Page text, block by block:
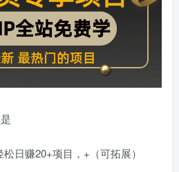
日赚20+项目，+（可拓展）